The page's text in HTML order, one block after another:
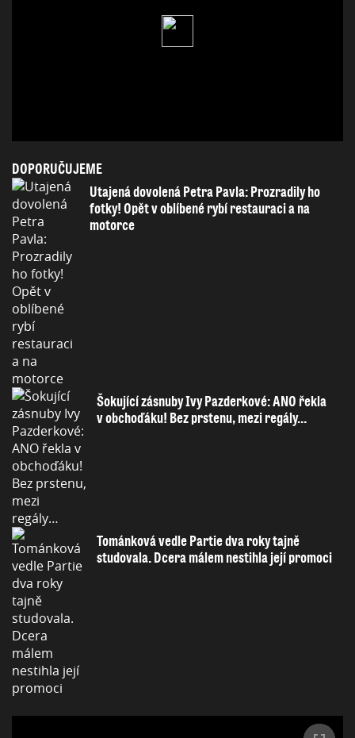
DOPORUČUJEME
Utajená dovolená Petra Pavla: Prozradily ho
fotky! Opět v oblíbené rybí restauraci a na
motorce
Šokující zásnuby Ivy Pazderkové: ANO řekla
v obchoďáku! Bez prstenu, mezi regály…
Tománková vedle Partie dva roky tajně
studovala. Dcera málem nestihla její promoci